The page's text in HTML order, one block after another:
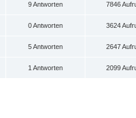
9 Antworten 7846
0 Antworten 3624
5 Antworten 2647
1 Antworten 2099